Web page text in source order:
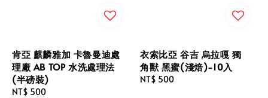
肯亞 麒麟雅加 卡魯曼迪處
理廠 AB TOP 水洗處理法
(半磅裝)
Regular
NT$ 500
衣索比亞 谷吉 烏拉嘎 獨
角獸 黑蜜(淺焙)-10入
Regular
NT$ 500